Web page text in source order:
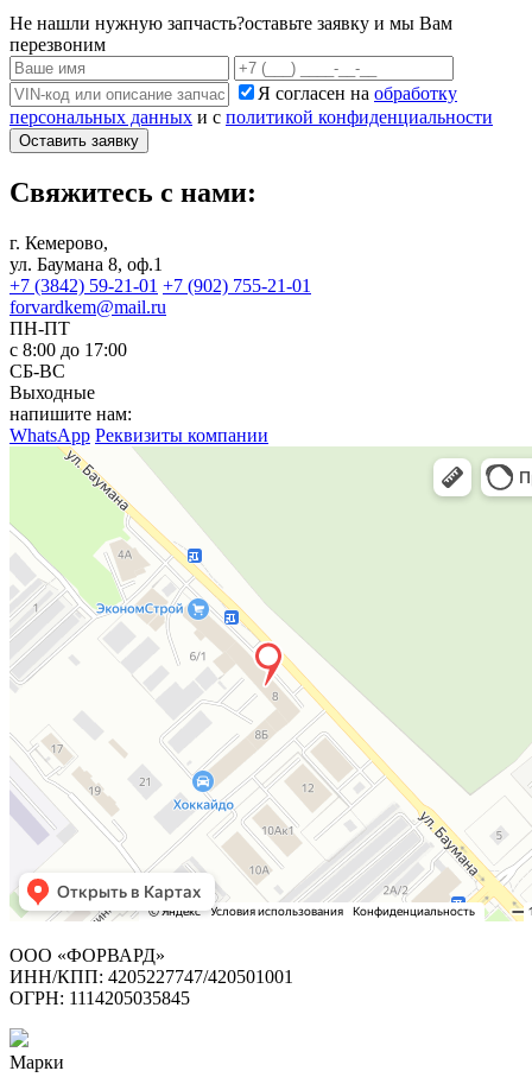
Не нашли нужную запчасть?оставьте заявку и мы Вам
перезвоним
Я согласен на обработку
персональных данных и с политикой конфиденциальности
Оставить заявку
Свяжитесь с нами:
г. Кемерово,
ул. Баумана 8, оф.1
+7 (3842) 59-21-01 +7 (902) 755-21-01
forvardkem@mail.ru
ПН-ПТ
с 8:00 до 17:00
СБ-ВС
Выходные
напишите нам:
WhatsApp Реквизиты компании
ООО «ФОРВАРД»
ИНН/КПП: 4205227747/420501001
ОГРН: 1114205035845
Марки